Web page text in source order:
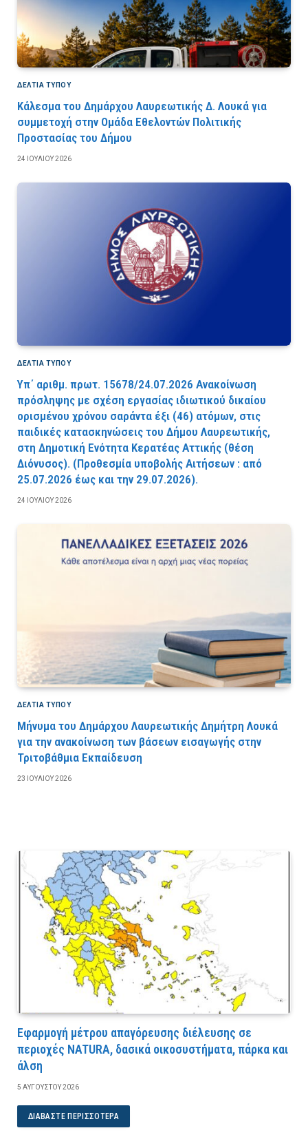
ΔΕΛΤΙΑ ΤΥΠΟΥ
Κάλεσμα του Δημάρχου Λαυρεωτικής Δ. Λουκά για
συμμετοχή στην Ομάδα Εθελοντών Πολιτικής
Προστασίας του Δήμου
24 ΙΟΥΛΊΟΥ 2026
ΔΕΛΤΙΑ ΤΥΠΟΥ
Υπ΄ αριθμ. πρωτ. 15678/24.07.2026 Ανακοίνωση
πρόσληψης με σχέση εργασίας ιδιωτικού δικαίου
ορισμένου χρόνου σαράντα έξι (46) ατόμων, στις
παιδικές κατασκηνώσεις του Δήμου Λαυρεωτικής,
στη Δημοτική Ενότητα Κερατέας Αττικής (θέση
Διόνυσος). (Προθεσμία υποβολής Αιτήσεων : από
25.07.2026 έως και την 29.07.2026).
24 ΙΟΥΛΊΟΥ 2026
ΔΕΛΤΙΑ ΤΥΠΟΥ
Μήνυμα του Δημάρχου Λαυρεωτικής Δημήτρη Λουκά
για την ανακοίνωση των βάσεων εισαγωγής στην
Τριτοβάθμια Εκπαίδευση
23 ΙΟΥΛΊΟΥ 2026
Εφαρμογή μέτρου απαγόρευσης διέλευσης σε
περιοχές NATURA, δασικά οικοσυστήματα, πάρκα και
άλση
5 ΑΥΓΟΎΣΤΟΥ 2026
ΔΙΑΒΆΣΤΕ ΠΕΡΙΣΣΌΤΕΡΑ